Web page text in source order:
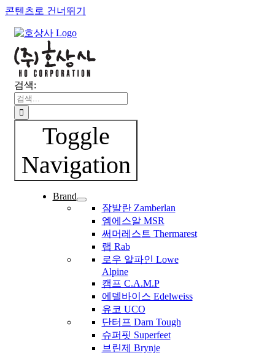
콘텐츠로 건너뛰기
검색:
Toggle
Navigation
Brand
잠발란 Zamberlan
엠에스알 MSR
써머레스트 Thermarest
랩 Rab
로우 알파인 Lowe
Alpine
캠프 C.A.M.P
에델바이스 Edelweiss
유코 UCO
단터프 Darn Tough
슈퍼핏 Superfeet
브린제 Brynje